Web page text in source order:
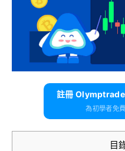
註冊
為初學者免
目